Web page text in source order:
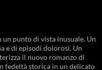
punto di vista inusuale. Un
e di episodi dolorosi. Un
il nuovo romanzo di
fedeltà storica in un delicato